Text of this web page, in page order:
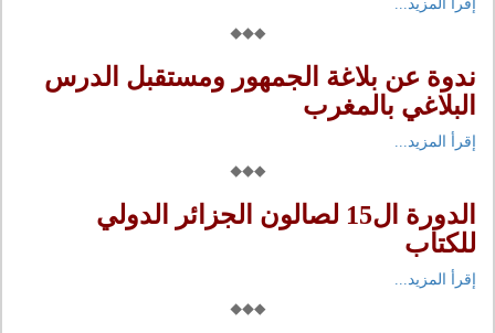
إقرأ المزيد...
ندوة عن بلاغة الجمهور ومستقبل الدرس
البلاغي بالمغرب
إقرأ المزيد...
الدورة ال15 لصالون الجزائر الدولي
للكتاب
إقرأ المزيد...